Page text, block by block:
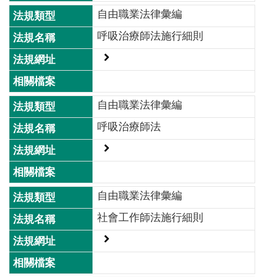
首
頁
網
站
導
覽
民
意
信
箱
雙
語
詞
彙
常
自由職業法律彙編
呼吸治療師法施行細則
自由職業法律彙編
呼吸治療師法
自由職業法律彙編
社會工作師法施行細則